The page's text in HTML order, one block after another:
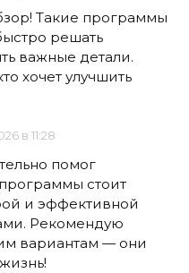
Такие программы
решать
важные детали.
хочет улучшить
в 11:28
помог
стоит
и эффективной
Рекомендую
вариантам — они